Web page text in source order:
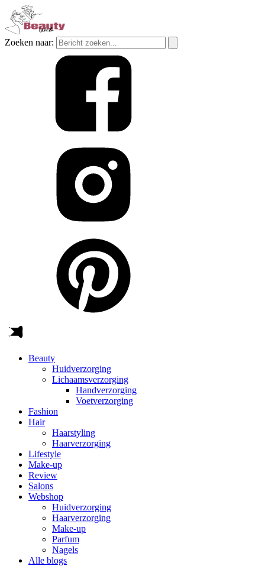
Zoeken naar:
Beauty
Huidverzorging
Lichaamsverzorging
Handverzorging
Voetverzorging
Fashion
Hair
Haarstyling
Haarverzorging
Lifestyle
Make-up
Review
Salons
Webshop
Huidverzorging
Haarverzorging
Make-up
Parfum
Nagels
Alle blogs